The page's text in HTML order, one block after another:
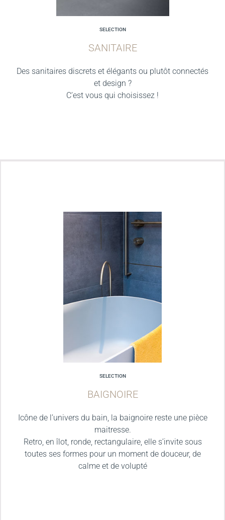
SELECTION
SANITAIRE
Des sanitaires discrets et élégants ou plutôt connectés
et design ?
C’est vous qui choisissez !
SELECTION
BAIGNOIRE
Icône de l’univers du bain, la baignoire reste une pièce
maitresse.
Retro, en îlot, ronde, rectangulaire, elle s’invite sous
toutes ses formes pour un moment de douceur, de
calme et de volupté